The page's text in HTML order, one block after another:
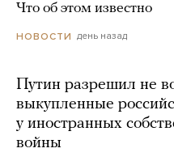
Что об этом известно
НОВОСТИ день назад
Путин разрешил не
выкупленные
у иностранных
войны